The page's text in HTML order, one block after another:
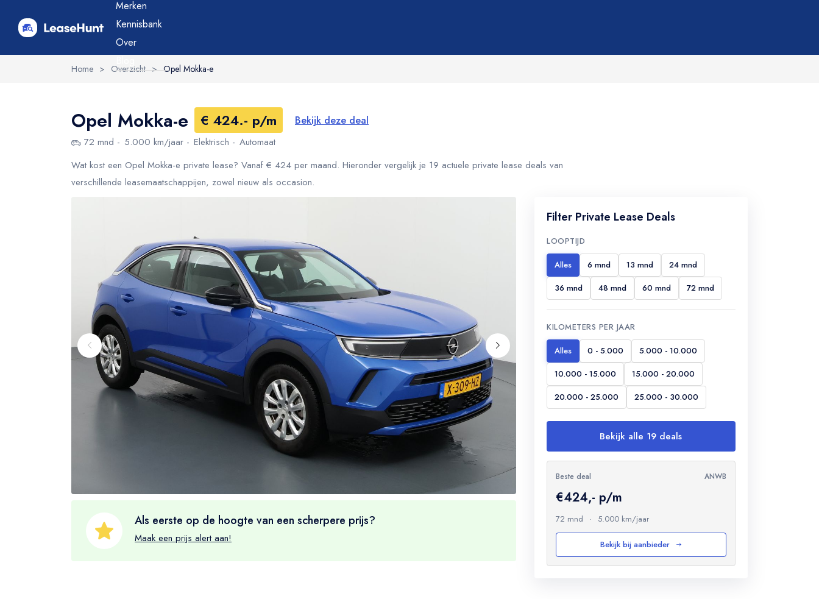
Merken
Kennisbank
Over
Home > Overzicht > Opel Mokka-e
Opel Mokka-e € 424.- p/m Bekijk deze deal
72 mnd 5.000 km/jaar Elektrisch
Automaat
Wat kost een Opel Mokka-e private lease? Vanaf € 424 per maand. Hieronder vergelijk je 19 actuele private lease deals van
verschillende leasemaatschappijen, zowel nieuw als occasion.
Als eerste op de hoogte van een scherpere prijs?
Maak een prijs alert aan!
Filter Private Lease Deals
LOOPTIJD
Alles 6 mnd 13 mnd
24 mnd
36 mnd
48 mnd 60 mnd 72 mnd
KILOMETERS PER JAAR
Alles 0 - 5.000
5.000 - 10.000
10.000 - 15.000
15.000 - 20.000
20.000 - 25.000
25.000 - 30.000
Bekijk alle 19 deals
Beste deal ANWB
€424,- p/m
72 mnd · 5.000 km/jaar
Bekijk bij aanbieder